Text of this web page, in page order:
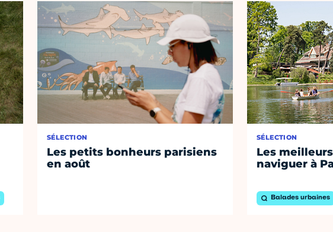
SÉLECTION
Les petits bonheurs parisiens
en août
SÉLECTION
Les
naviguer à
Balades urbaines